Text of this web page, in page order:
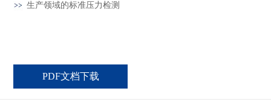
生产领域的标准压力检测
PDF文档下载